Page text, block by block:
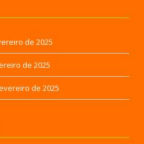
de 2025
de 2025
de 2025